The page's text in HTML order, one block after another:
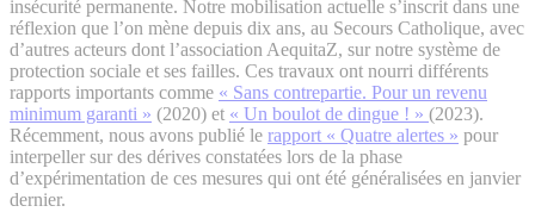
insécurité permanente. Notre mobilisation actuelle s’inscrit dans une
réflexion que l’on mène depuis dix ans, au Secours Catholique, avec
d’autres acteurs dont l’association AequitaZ, sur notre système de
protection sociale et ses failles. Ces travaux ont nourri différents
rapports importants comme « Sans contrepartie. Pour un revenu
minimum garanti » (2020) et « Un boulot de dingue ! » (2023).
Récemment, nous avons publié le rapport « Quatre alertes » pour
interpeller sur des dérives constatées lors de la phase
d’expérimentation de ces mesures qui ont été généralisées en janvier
dernier.